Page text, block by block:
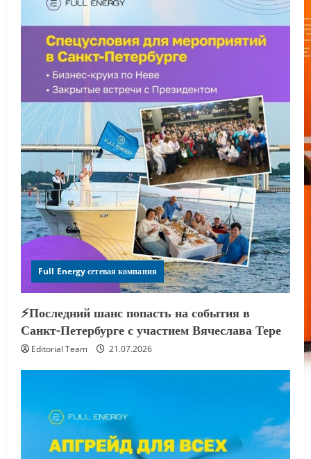
Full Energy сетевая компания
⚡️Последний шанс попасть на события в
Санкт-Петербурге с участием Вячеслава Тере
Editorial Team 21.07.2026